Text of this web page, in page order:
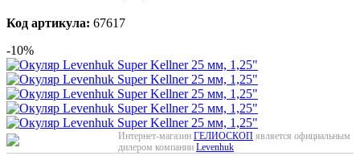
Код артикула: 67617
-10%
Интернет-магазин ГЕЛИОСКОП является официальным
дилером компании Levenhuk